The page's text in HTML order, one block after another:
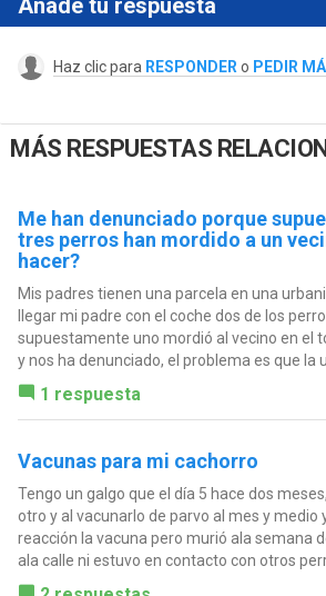
Haz clic para RESPONDER o PEDIR
MÁS RESPUESTAS
Me han denunciado porque
tres perros han mordido a un
hacer?
Mis padres tienen una parcela en una
llegar mi padre con el coche dos de los
supuestamente uno mordió al vecino en el
y nos ha denunciado, el problema es que la
1 respuesta
Vacunas para mi cachorro
Tengo un galgo que el día 5 hace dos
otro y al vacunarlo de parvo al mes y medio
reacción la vacuna pero murió ala semana
ala calle ni estuvo en contacto con otros